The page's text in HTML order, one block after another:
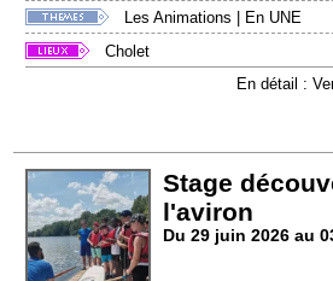
Les Animations
En UNE
Cholet
En détail :
Stage
l'aviron
Du 29 juin 2026 au